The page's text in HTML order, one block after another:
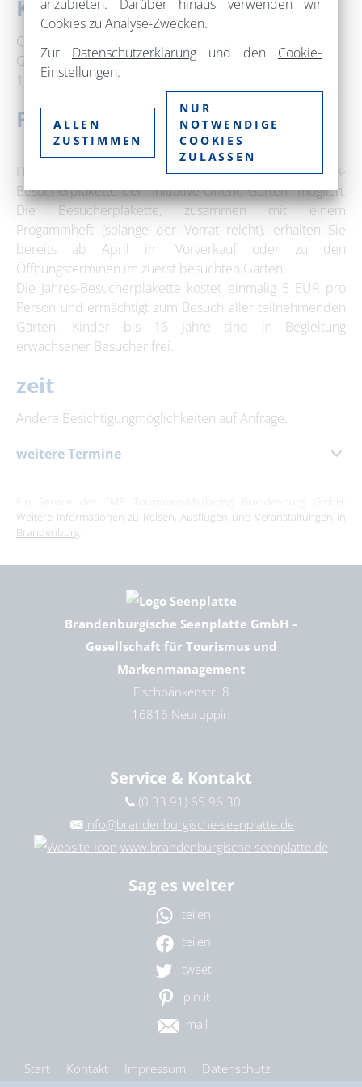
Kontakt
CMB-Staudenpark Althüttendorf
Glasstraße 15
16247 Althüttendorf
Preise
Der Besuch des Gartens ist nur mit der aktuellen Jahres-
Besucherplakette der "Initiative Offene Gärten" möglich.
Die Besucherplakette, zusammen mit einem
Progammheft (solange der Vorrat reicht), erhalten Sie
bereits ab April im Vorverkauf oder zu den
Öffnungsterminen im zuerst besuchten Garten.
Die Jahres-Besucherplakette kostet einmalig 5 EUR pro
Person und ermächtigt zum Besuch aller teilnehmenden
Gärten. Kinder bis 16 Jahre sind in Begleitung
erwachsener Besucher frei.
zeit
Andere Besichtigungmöglichkeiten auf Anfrage.
weitere Termine
Weitere Informationen zu Reisen, Ausflügen und Veranstaltungen in
Brandenburg
Brandenburgische Seenplatte GmbH –
Gesellschaft für Tourismus und
Markenmanagement
Fischbänkenstr. 8
16816 Neuruppin
Service & Kontakt
(0 33 91) 65 96 30
info@brandenburgische-seenplatte.de
www.brandenburgische-seenplatte.de
Sag es weiter
teilen
teilen
tweet
pin it
mail
Start Kontakt Impressum Datenschutz
anzubieten. Darüber hinaus verwenden wir
Cookies zu Analyse-Zwecken.
Zur Datenschutzerklärung und den Cookie-
Einstellungen.
ALLEN
ZUSTIMMEN
NUR
NOTWENDIGE
COOKIES
ZULASSEN